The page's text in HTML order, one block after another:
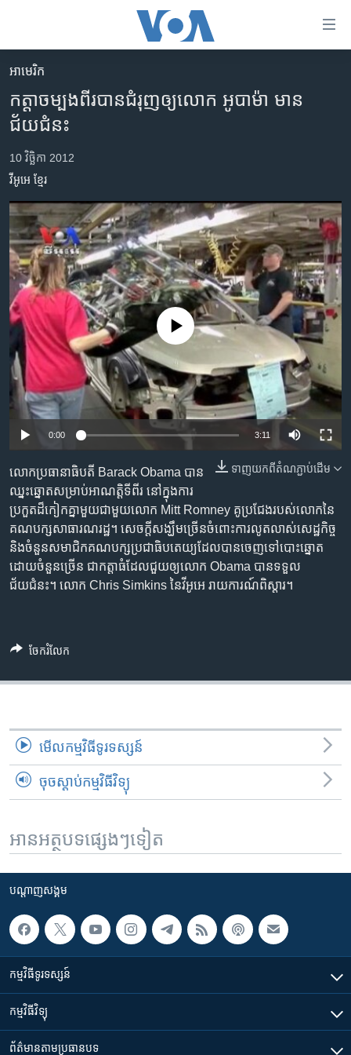
គេហទំព័រ​
រំលង​
និង​
ទៅ​​
ទំព័រ​
ព័ត៌មាន​​
ម្តង
រំលង​
និង​
ចូល​
ទៅ​
រចនា
សម្ព័ន្ធ​
រំលង​
និង​
ទៅ​
កាន់​
ទំព័រ​
ស្វែង​
រក
អន្តរជាតិ
កម្ពុជាច្នៃប្រតិដ្ឋ
ព្រឹត្តិការណ៍ព័ត៌មាន
ទូរទស្សន៍ / វីដេអូ​
វិទ្យុ / ផតខាសថ៍
កម្មវិធីទាំងអស់
Khmer English
បណ្តាញ​សង្គម
ភាសា
អាមេរិក​
កត្តា​ចម្បង​ពីរ​បាន​ជំរុញ​ឲ្យ​លោក​ អូបាម៉ា​ មាន​
ជ័យជំនះ
10 វិច្ឆិកា 2012
វីអូអេ​​ ខ្មែរ​
No media source currently available
0:00 3:11
ទាញ​យក​ពី​តំណភ្ជាប់​ដើម
លោក​ប្រធានាធិបតី​ Barack​ Obama​ បាន​
ឈ្នះ​ឆ្នោត​សម្រាប់​អាណត្តិ​ទីពីរ​ នៅ​ក្នុង​ការ​
ប្រកួត​ដ៏​កៀក​គ្នា​មួយ​ជា​មួយ​លោក​ Mitt​ Romney​ គូ​ប្រជែង​របស់​លោក​នៃ​
គណបក្ស​សាធារណរដ្ឋ។​ សេចក្តី​សង្ឃឹម​ច្រើន​​ចំពោះ​ការ​លូតលាស់​សេដ្ឋកិច្ច​
និង​ចំនួន​សមាជិក​គណបក្ស​ប្រជាធិបតេយ្យ​ដែល​បាន​ចេញ​ទៅ​បោះ​ឆ្នោត​
ដោយ​ចំនួន​ច្រើន​ ជា​កត្តា​ធំ​ដែល​ជួយ​ឲ្យ​លោក​ Obama​ បាន​ទទួល​
ជ័យជំនះ។​ លោក​ Chris​ Simkins​ នៃ​វីអូអេ​ រាយការណ៍​ពិស្តារ។
ចែករំលែក
មើល​កម្មវិធី​ទូរទស្សន៍
ចុចស្តាប់កម្មវិធីវិទ្យុ
អានអត្ថបទផ្សេងៗទៀត
បណ្តាញ​សង្គម
កម្មវិធី​ទូរទស្សន៍
កម្មវិធី​វិទ្យុ
ព័ត៌មាន​តាមប្រធានបទ​